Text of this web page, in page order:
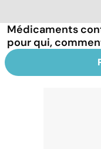
Médicaments
pour qui,